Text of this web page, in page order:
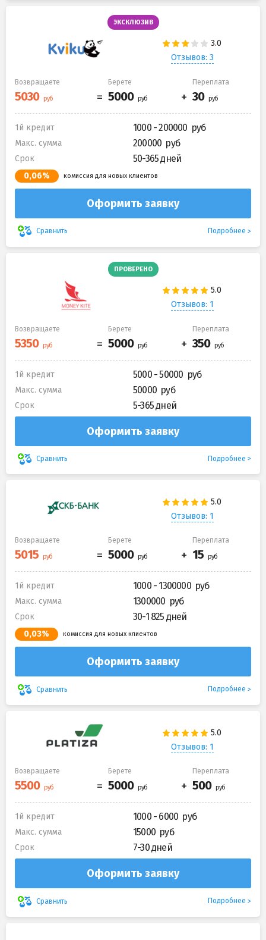
ЭКСКЛЮЗИВ
Отзывов: 3
Возвращаете Берете Переплата
1й кредит 1000 - 200000
Макс. сумма 200000
Срок 50-365 дней
0,06% комиссия для новых клиентов
Оформить заявку
Сравнить Подробнее
ПРОВЕРЕНО
Отзывов: 1
Возвращаете Берете Переплата
1й кредит 5000 - 50000
Макс. сумма 50000
Срок 5-365 дней
Оформить заявку
Сравнить Подробнее
Отзывов: 1
Возвращаете Берете Переплата
1й кредит 1000 - 1300000
Макс. сумма 1300000
Срок 30-1 825 дней
0,03% комиссия для новых клиентов
Оформить заявку
Сравнить Подробнее
Отзывов: 1
Возвращаете Берете Переплата
1й кредит 1000 - 6000
Макс. сумма 15000
Срок 7-30 дней
Оформить заявку
Сравнить Подробнее